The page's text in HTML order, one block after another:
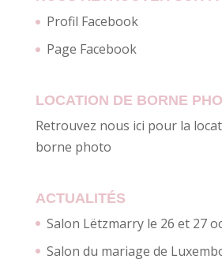
Profil Facebook
Page Facebook
LOCATION DE BORNE
Retrouvez nous ici pour la
borne photo
ACTUALITÉS
Salon Lëtzmarry le 26 et 27
Salon du mariage de